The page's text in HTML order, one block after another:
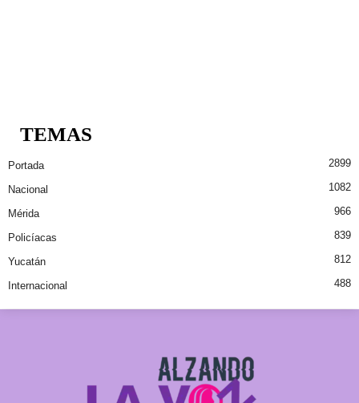
TEMAS
Portada 2899
Nacional 1082
Mérida 966
Policíacas 839
Yucatán 812
Internacional 488